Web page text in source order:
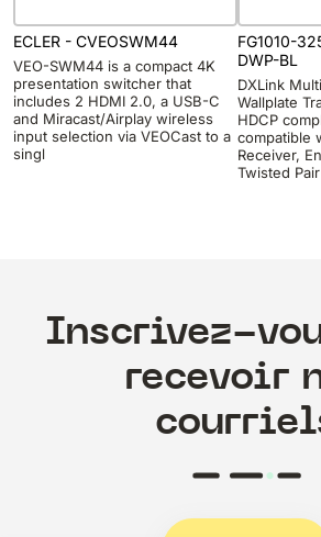
ECLER - CVEOSWM44
VEO-SWM44 is a compact 4K
presentation switcher that
includes 2 HDMI 2.0, a USB-C
and Miracast/Airplay wireless
input selection via VEOCast to a
singl
FG1010-
DWP-BL
DXLink
Wallplate
HDCP
compatible
Receiver,
Twisted Pair
Inscrivez-
recevoir